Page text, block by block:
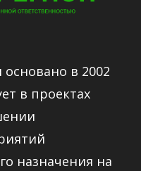
в 2002
в проектах
назначения на